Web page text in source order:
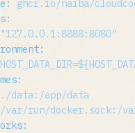
ghcr.io/naiba/
"127.0.0.1:8888:8080"
./data:/app/data
/var/run/docker.sock:/